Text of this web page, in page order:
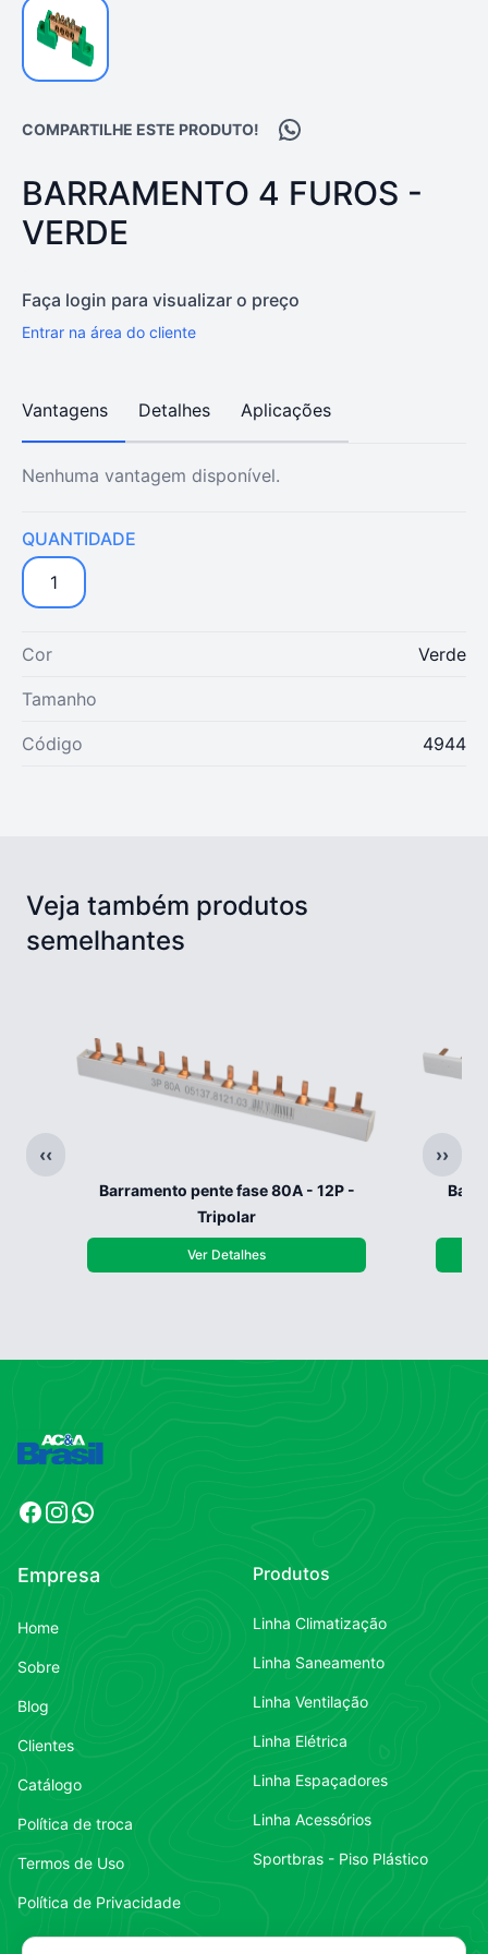
COMPARTILHE ESTE PRODUTO! Compartilhar no
PRODUTO:
BARRAMENTO 4 FUROS -
VERDE
Faça login para visualizar o preço
Entrar na área do cliente
Vantagens Detalhes Aplicações
Nenhuma vantagem disponível.
QUANTIDADE
1
Cor Verde
Tamanho
Código 4944
Veja também produtos
semelhantes
‹‹ ››
Barramento pente fase 80A - 12P -
Tripolar
Ver Detalhes
Facebook
Instagram
WhatsApp
Empresa
Home
Sobre
Blog
Clientes
Catálogo
Política de troca
Termos de Uso
Política de Privacidade
Produtos
Linha Climatização
Linha Saneamento
Linha Ventilação
Linha Elétrica
Linha Espaçadores
Linha Acessórios
Sportbras - Piso Plástico